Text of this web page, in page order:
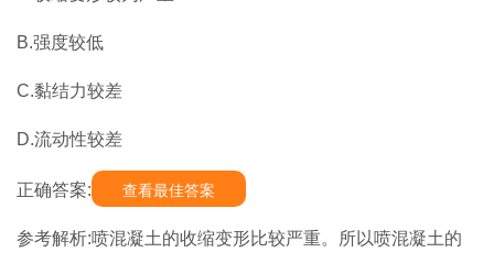
B.强度较低
C.黏结力较差
D.流动性较差
正确答案: 查看最佳答案
参考解析:喷混凝土的收缩变形比较严重。所以喷混凝土的